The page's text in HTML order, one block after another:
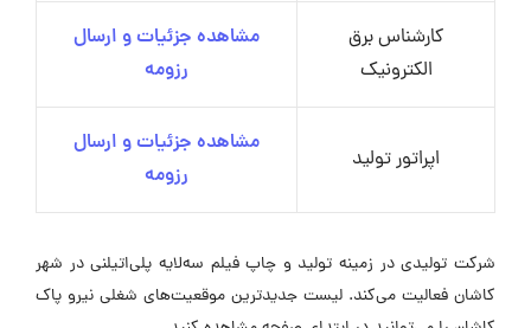
کارشناس برق
الکترونیک
مشاهده جزئیات و ارسال
رزومه
اپراتور تولید
مشاهده جزئیات و ارسال
رزومه
شرکت تولیدی در زمینه تولید و چاپ فیلم سه‌لایه پلی‌اتیلنی در شهر
کاشان فعالیت می‌کند. لیست جدیدترین موقعیت‌های شغلی نیرو پاک